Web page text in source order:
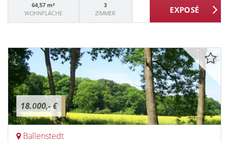
64,57 m²
WOHNFLÄCHE
3
ZIMMER
18.000,- €
Ballenstedt